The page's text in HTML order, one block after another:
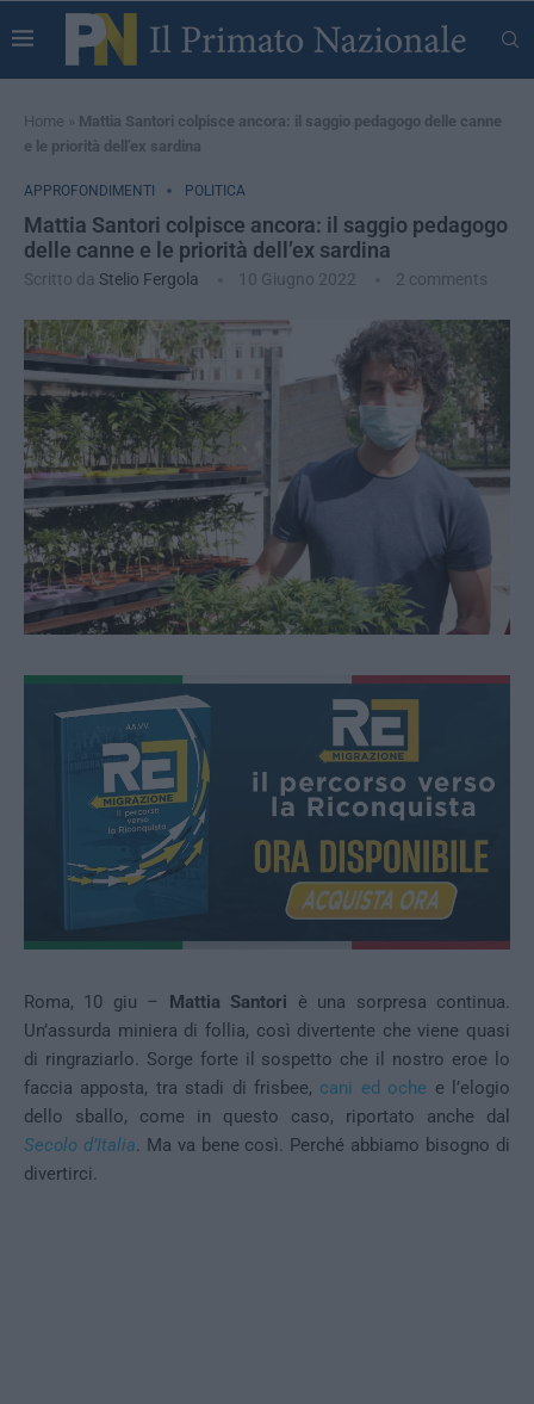
Home » Mattia Santori colpisce ancora: il saggio pedagogo delle canne
e le priorità dell’ex sardina
APPROFONDIMENTI POLITICA
Mattia Santori colpisce ancora: il saggio pedagogo
delle canne e le priorità dell’ex sardina
Scritto da Stelio Fergola 10 Giugno 2022 2 comments
Roma, 10 giu – Mattia Santori è una sorpresa continua.
Un’assurda miniera di follia, così divertente che viene quasi
di ringraziarlo. Sorge forte il sospetto che il nostro eroe lo
faccia apposta, tra stadi di frisbee, cani ed oche e l’elogio
dello sballo, come in questo caso, riportato anche dal
Secolo d’Italia. Ma va bene così. Perché abbiamo bisogno di
divertirci.